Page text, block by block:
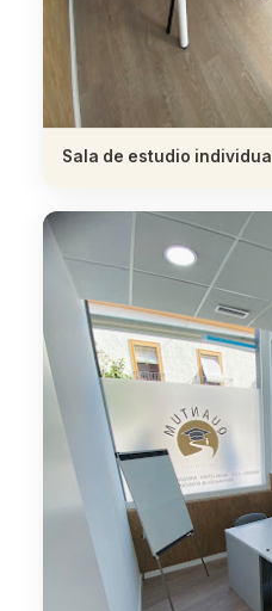
Sala de estudio individual